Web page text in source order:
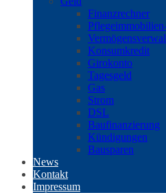
Finanzrechner
Konsumkredit
Girokonto
Tagesgeld
Gas
Strom
DSL
Baufinanzierung
Kündigungen
Bausparen
News
Kontakt
Impressum